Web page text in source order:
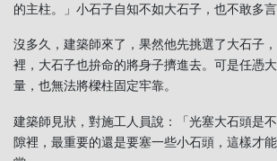
的主柱。」小石子自知不如大石子，也不敢多言
沒多久，建築師來了，果然他先挑選了大石子
裡，大石子也拚命的將身子擠進去。可是任憑
量，也無法將樑柱固定牢靠。
建築師見狀，對施工人員說：「光塞大石頭是
隙裡，最重要的還是要塞一些小石頭，這樣才